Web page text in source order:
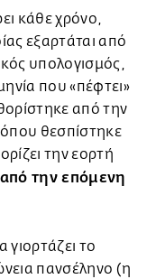
κάθε χρόνο,
εξαρτάται από
υπολογισμός,
που «πέφτει»
από την
θεσπίστηκε
την εορτή
την επόμενη
το
πανσέληνο (η